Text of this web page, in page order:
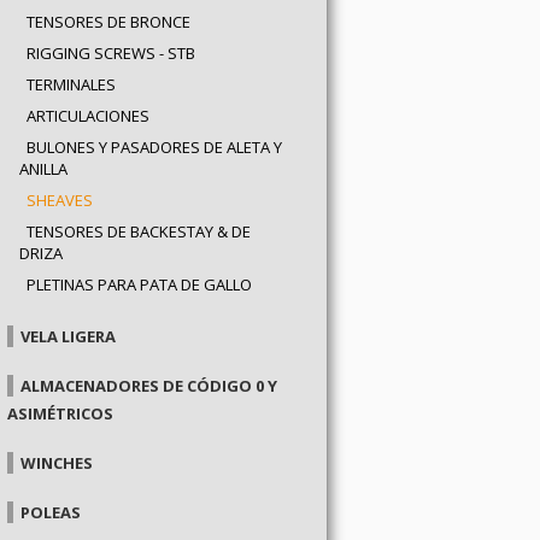
TENSORES DE BRONCE
RIGGING SCREWS - STB
TERMINALES
ARTICULACIONES
BULONES Y PASADORES DE ALETA Y
ANILLA
SHEAVES
TENSORES DE BACKESTAY & DE
DRIZA
PLETINAS PARA PATA DE GALLO
VELA LIGERA
ALMACENADORES DE CÓDIGO 0 Y
ASIMÉTRICOS
WINCHES
POLEAS